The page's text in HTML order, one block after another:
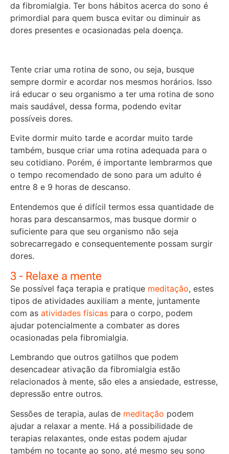
da fibromialgia. Ter bons hábitos acerca do sono é
primordial para quem busca evitar ou diminuir as
dores presentes e ocasionadas pela doença.
Tente criar uma rotina de sono, ou seja, busque
sempre dormir e acordar nos mesmos horários. Isso
irá educar o seu organismo a ter uma rotina de sono
mais saudável, dessa forma, podendo evitar
possíveis dores.
Evite dormir muito tarde e acordar muito tarde
também, busque criar uma rotina adequada para o
seu cotidiano. Porém, é importante lembrarmos que
o tempo recomendado de sono para um adulto é
entre 8 e 9 horas de descanso.
Entendemos que é difícil termos essa quantidade de
horas para descansarmos, mas busque dormir o
suficiente para que seu organismo não seja
sobrecarregado e consequentemente possam surgir
dores.
3 - Relaxe a mente
Se possível faça terapia e pratique meditação, estes
tipos de atividades auxiliam a mente, juntamente
com as atividades físicas para o corpo, podem
ajudar potencialmente a combater as dores
ocasionadas pela fibromialgia.
Lembrando que outros gatilhos que podem
desencadear ativação da fibromialgia estão
relacionados à mente, são eles a ansiedade, estresse,
depressão entre outros.
Sessões de terapia, aulas de meditação podem
ajudar a relaxar a mente. Há a possibilidade de
terapias relaxantes, onde estas podem ajudar
também no tocante ao sono, até mesmo seu sono